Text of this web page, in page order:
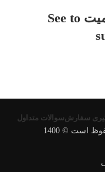
کارابین سه تایی سی تو سامیت See to
سفارشسوالات متداول
است © 1400